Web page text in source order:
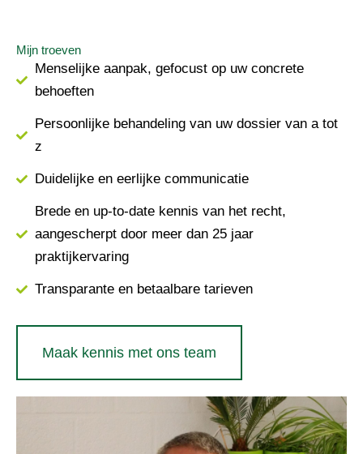
Mijn troeven
Menselijke aanpak, gefocust op uw concrete
behoeften
Persoonlijke behandeling van uw dossier van a tot
z
Duidelijke en eerlijke communicatie
Brede en up-to-date kennis van het recht,
aangescherpt door meer dan 25 jaar
praktijkervaring
Transparante en betaalbare tarieven
Maak kennis met ons team